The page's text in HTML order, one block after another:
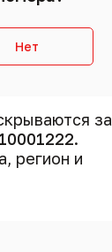
Нет
за
.
регион и